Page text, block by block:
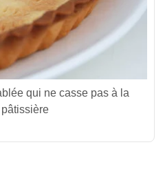
qui ne casse pas à la